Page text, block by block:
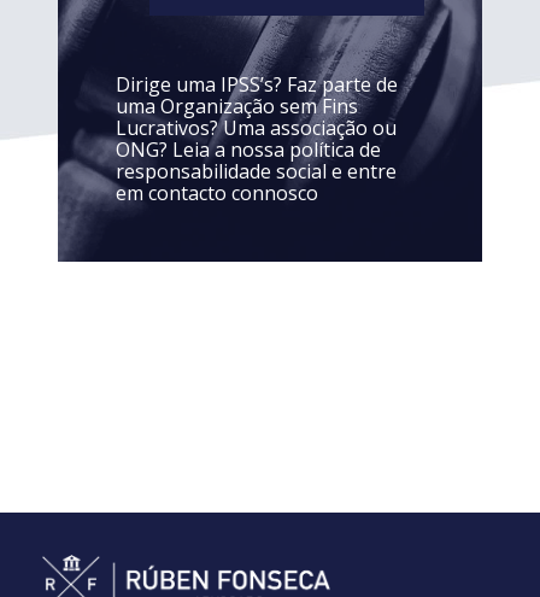
Dirige uma IPSS’s? Faz parte de
uma Organização sem Fins
Lucrativos? Uma associação ou
ONG? Leia a nossa política de
responsabilidade social e entre
em contacto connosco